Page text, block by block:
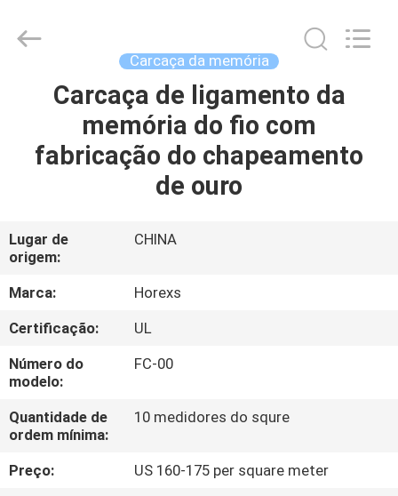
CASA
PRODUTOS
NÓS
EXCURSÃO
DA
FÁBRICA
CONTROLE
DA
QUALIDADE
Electronics
Co.,Ltd..
Carcaça da memória
Carcaça de ligamento da
memória do fio com
fabricação do chapeamento
de ouro
Lugar de
origem:
CHINA
Marca:
Horexs
Certificação:
UL
Número do
modelo:
FC-00
Quantidade de
ordem mínima:
10 medidores do squre
Preço:
US 160-175 per square meter